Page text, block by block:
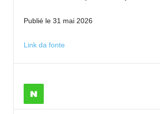
Publié le 31 mai 2026
Link da fonte